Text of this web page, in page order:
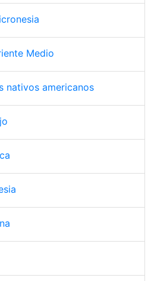
Medio
nativos americanos